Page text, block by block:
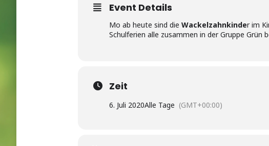
Event Details
Mo ab heute sind die Wackelzahnkinder im
Schulferien alle zusammen in der Gruppe Grün
Zeit
6. Juli 2020Alle Tage (GMT+00:00)